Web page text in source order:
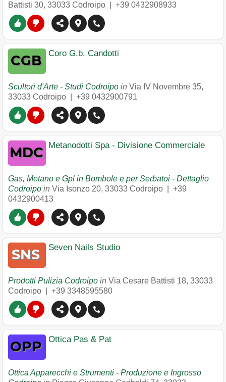
Battisti 30, 33033 Codroipo +39 0432908933
Coro G.b. Candotti
Scultori d'Arte - Studi Codroipo in Via IV Novembre 35,
33033 Codroipo +39 0432900791
Metanodotti Spa - Divisione Commerciale
Gas, Metano e Gpl in Bombole e per Serbatoi - Dettaglio
Codroipo in Via Isonzo 20, 33033 Codroipo
+39
0432900413
Seven Nails Studio
Prodotti Pulizia Codroipo in Via Cesare Battisti 18, 33033
Codroipo
+39 3348595580
Ottica Pas & Pat
Ottica Apparecchi e Strumenti - Produzione e Ingrosso